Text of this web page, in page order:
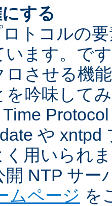
する
トコルの
います。で
ロさせる機
を吟味して
や
く用いられ
開 NTP サー
ムページ を